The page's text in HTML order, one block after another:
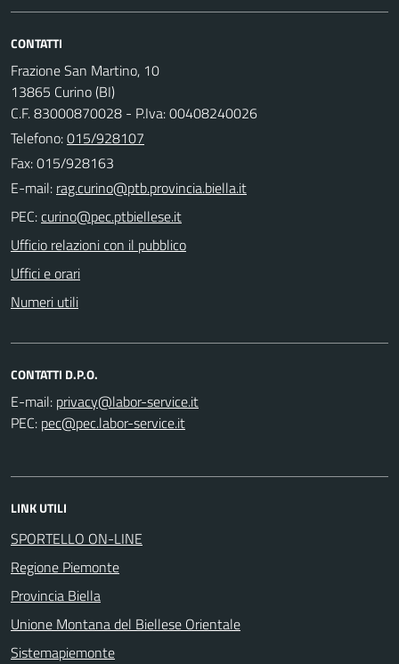
CONTATTI
Frazione San Martino, 10
13865 Curino (BI)
C.F. 83000870028 - P.Iva: 00408240026
Telefono:015/928107
Fax: 015/928163
E-mail:
PEC:
Ufficio relazioni con il pubblico
Uffici e orari
Numeri utili
CONTATTI D.P.O.
E-mail:
PEC:
LINK UTILI
SPORTELLO ON-LINE
Regione Piemonte
Provincia Biella
Unione Montana del Biellese Orientale
Sistemapiemonte